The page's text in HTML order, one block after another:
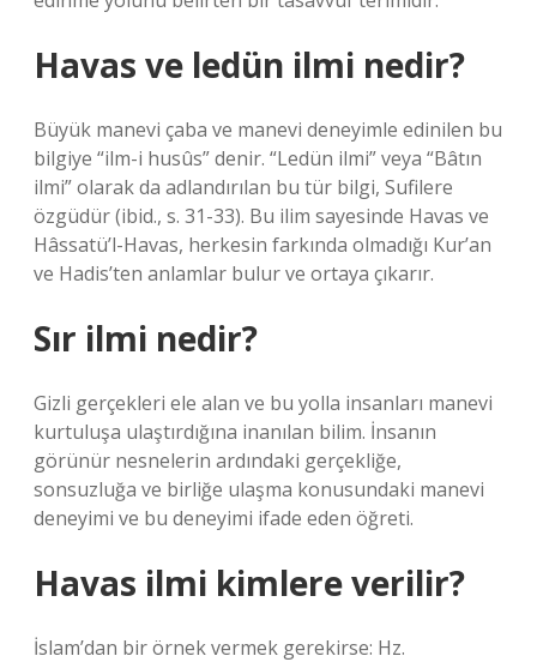
Havas ve ledün ilmi nedir?
Büyük manevi çaba ve manevi deneyimle edinilen bu
bilgiye “ilm-i husûs” denir. “Ledün ilmi” veya “Bâtın
ilmi” olarak da adlandırılan bu tür bilgi, Sufilere
özgüdür (ibid., s. 31-33). Bu ilim sayesinde Havas ve
Hâssatü’l-Havas, herkesin farkında olmadığı Kur’an
ve Hadis’ten anlamlar bulur ve ortaya çıkarır.
Sır ilmi nedir?
Gizli gerçekleri ele alan ve bu yolla insanları manevi
kurtuluşa ulaştırdığına inanılan bilim. İnsanın
görünür nesnelerin ardındaki gerçekliğe,
sonsuzluğa ve birliğe ulaşma konusundaki manevi
deneyimi ve bu deneyimi ifade eden öğreti.
Havas ilmi kimlere verilir?
İslam’dan bir örnek vermek gerekirse: Hz.